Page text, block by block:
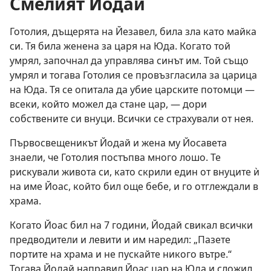
Готолия, дъщерята на Йезавел, била зла като майка
си. Тя била женена за царя на Юда. Когато той
умрял, започнал да управлява синът им. Той също
умрял и тогава Готолия се провъзгласила за царица
на Юда. Тя се опитала да убие царските потомци —
всеки, който можел да стане цар, — дори
собствените си внуци. Всички се страхували от нея.
Първосвещеникът Йодай и жена му Йосавета
знаели, че Готолия постъпва много лошо. Те
рискували живота си, като скрили един от внуците ѝ
на име Йоас, който бил още бебе, и го отглеждали в
храма.
Когато Йоас бил на 7 години, Йодай свикал всички
предводители и левити и им наредил: „Пазете
портите на храма и не пускайте никого вътре.“